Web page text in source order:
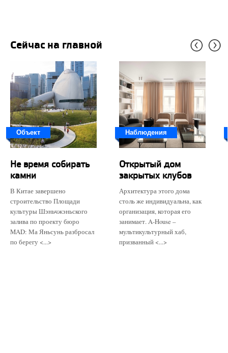
Сейчас на главной
Объект
Не время собирать
камни
В Китае завершено
строительство Площади
культуры Шэньчжэньского
залива по проекту бюро
MAD: Ма Яньсунь разбросал
по берегу <...>
Наблюдения
Открытый дом
закрытых клубов
Архитектура этого дома
столь же индивидуальна, как
организация, которая его
занимает. A-House –
мультикультурный хаб,
призванный <...>